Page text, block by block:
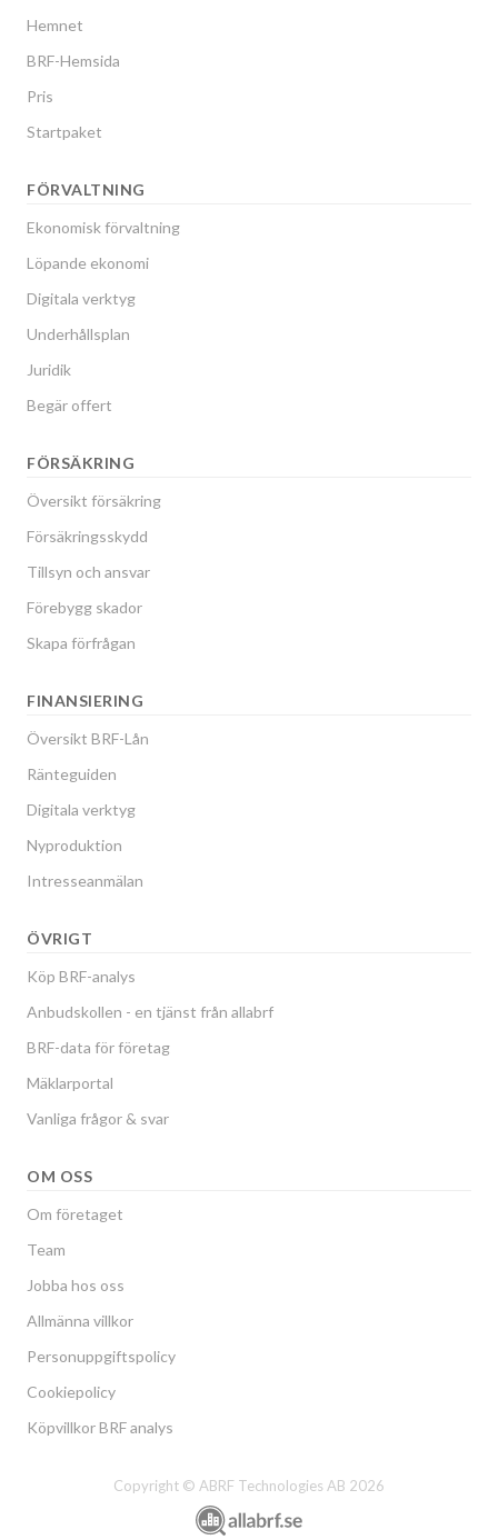
Hemnet
BRF-Hemsida
Pris
Startpaket
FÖRVALTNING
Ekonomisk förvaltning
Löpande ekonomi
Digitala verktyg
Underhållsplan
Juridik
Begär offert
FÖRSÄKRING
Översikt försäkring
Försäkringsskydd
Tillsyn och ansvar
Förebygg skador
Skapa förfrågan
FINANSIERING
Översikt BRF-Lån
Ränteguiden
Digitala verktyg
Nyproduktion
Intresseanmälan
ÖVRIGT
Köp BRF-analys
Anbudskollen - en tjänst från allabrf
BRF-data för företag
Mäklarportal
Vanliga frågor & svar
OM OSS
Om företaget
Team
Jobba hos oss
Allmänna villkor
Personuppgiftspolicy
Cookiepolicy
Köpvillkor BRF analys
Copyright © ABRF Technologies AB 2026